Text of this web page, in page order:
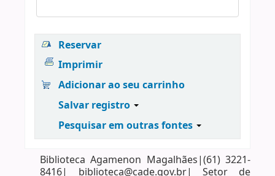
Reservar
Imprimir
Adicionar ao seu carrinho
Salvar registro
Pesquisar em outras fontes
Biblioteca Agamenon Magalhães|(61) 3221-
8416| biblioteca@cade.gov.br| Setor de